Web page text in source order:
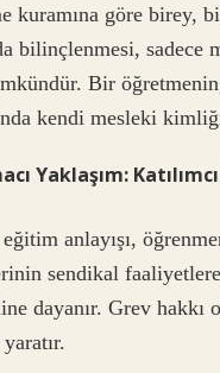
kuramına göre birey,
bilinçlenmesi, sadece
Bir
kendi mesleki
Yaklaşım:
eğitim anlayışı,
sendikal faaliyetlere
dayanır. Grev